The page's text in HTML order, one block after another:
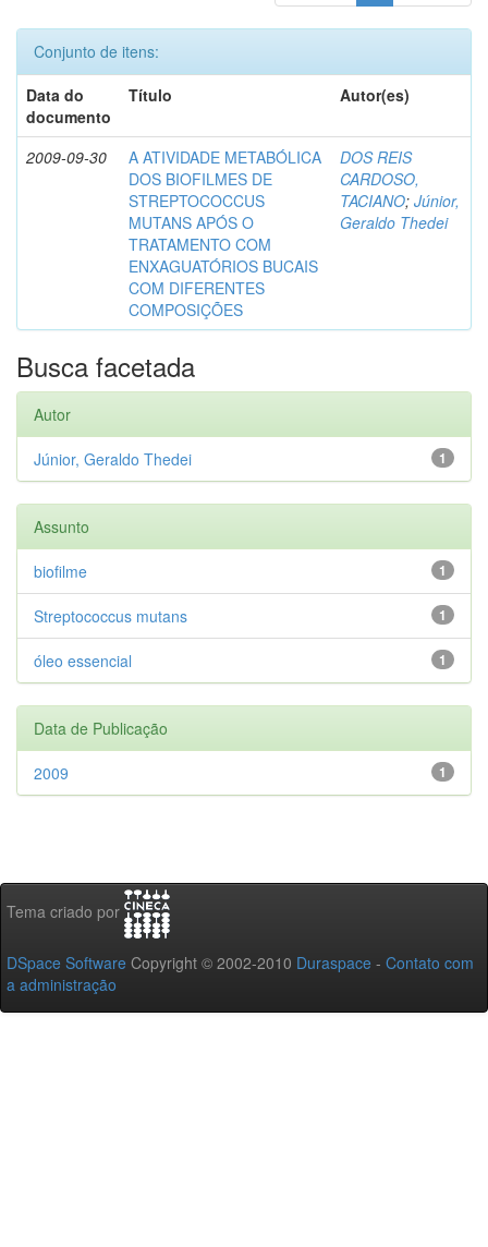
Conjunto de itens:
Data do
documento
Título Autor(es)
2009-09-30
A ATIVIDADE METABÓLICA
DOS BIOFILMES DE
STREPTOCOCCUS
MUTANS APÓS O
TRATAMENTO COM
ENXAGUATÓRIOS BUCAIS
COM DIFERENTES
COMPOSIÇÕES
DOS REIS
CARDOSO,
TACIANO; Júnior,
Geraldo Thedei
Busca facetada
Autor
1
Júnior, Geraldo Thedei
Assunto
1
biofilme
1
Streptococcus mutans
1
óleo essencial
Data de Publicação
1
2009
Tema criado por
DSpace Software Copyright © 2002-2010 Duraspace - Contato com
a administração